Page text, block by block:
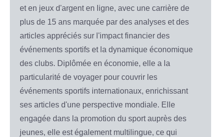
et en jeux d'argent en ligne, avec une carrière de
plus de 15 ans marquée par des analyses et des
articles appréciés sur l'impact financier des
événements sportifs et la dynamique économique
des clubs. Diplômée en économie, elle a la
particularité de voyager pour couvrir les
événements sportifs internationaux, enrichissant
ses articles d'une perspective mondiale. Elle
engagée dans la promotion du sport auprès des
jeunes, elle est également multilingue, ce qui